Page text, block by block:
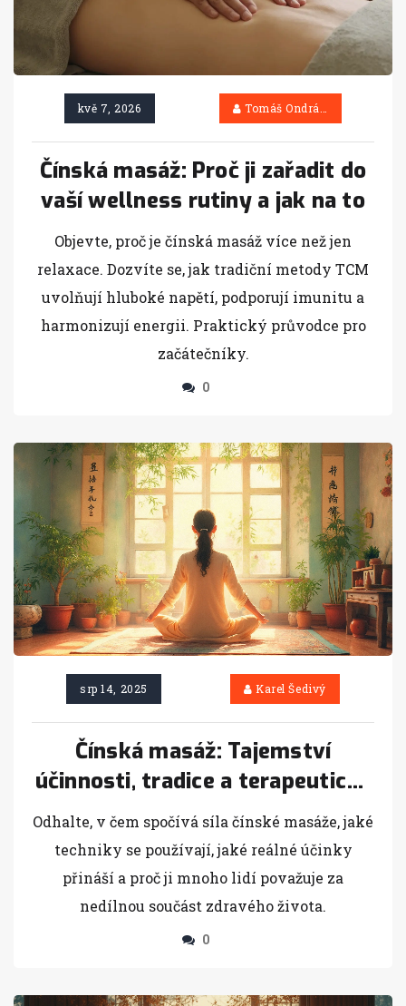
kvě 7, 2026 Tomáš Ondráček
Čínská masáž: Proč ji zařadit do
vaší wellness rutiny a jak na to
Objevte, proč je čínská masáž více než jen
relaxace. Dozvíte se, jak tradiční metody TCM
uvolňují hluboké napětí, podporují imunitu a
harmonizují energii. Praktický průvodce pro
začátečníky.
0
srp 14, 2025 Karel Šedivý
Čínská masáž: Tajemství
účinnosti, tradice a terapeutické
techniky
Odhalte, v čem spočívá síla čínské masáže, jaké
techniky se používají, jaké reálné účinky
přináší a proč ji mnoho lidí považuje za
nedílnou součást zdravého života.
0